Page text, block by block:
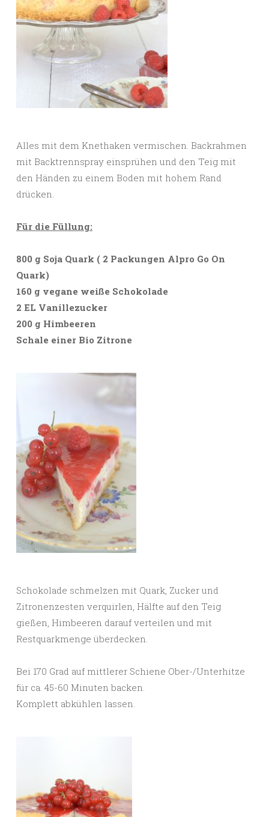
Alles mit dem Knethaken vermischen. Backrahmen
mit Backtrennspray einsprühen und den Teig mit
den Händen zu einem Boden mit hohem Rand
drücken.
Für die Füllung:
800 g Soja Quark ( 2 Packungen Alpro Go On
Quark)
160 g vegane weiße Schokolade
2 EL Vanillezucker
200 g Himbeeren
Schale einer Bio Zitrone
Schokolade schmelzen mit Quark, Zucker und
Zitronenzesten verquirlen, Hälfte auf den Teig
gießen, Himbeeren darauf verteilen und mit
Restquarkmenge überdecken.
Bei 170 Grad auf mittlerer Schiene Ober-/Unterhitze
für ca. 45-60 Minuten backen.
Komplett abkühlen lassen.